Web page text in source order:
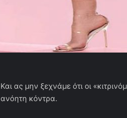
Και ας μην ξεχνάμε ότι οι
ανόητη κόντρα.